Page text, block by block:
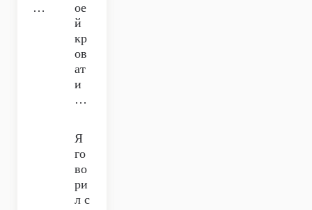
…
ое
й
кр
ов
ат
и
…
Я
го
во
ри
л с